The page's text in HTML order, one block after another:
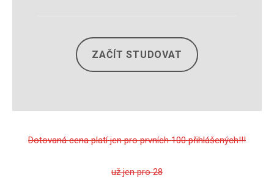
ZAČÍT STUDOVAT
Dotovaná cena platí jen pro prvních 100 přihlášených!!!
už jen pro 28